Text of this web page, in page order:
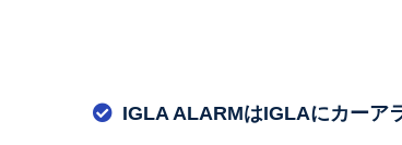
IGLA ALARMはIGLAにカーア